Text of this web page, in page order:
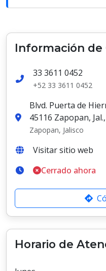
Información de
33 3611 0452
+52 33 3611 0452
Blvd. Puerta de
45116 Zapopan,
Zapopan, Jalisco
Visitar sitio web
Cerrado ahora
Horario de